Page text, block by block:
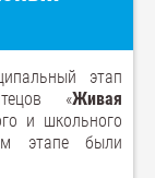
этап
«Живая
и школьного
этапе были